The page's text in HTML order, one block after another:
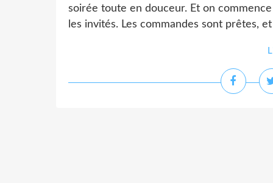
soirée toute en douceur. Et on
les invités. Les commandes sont prêtes,